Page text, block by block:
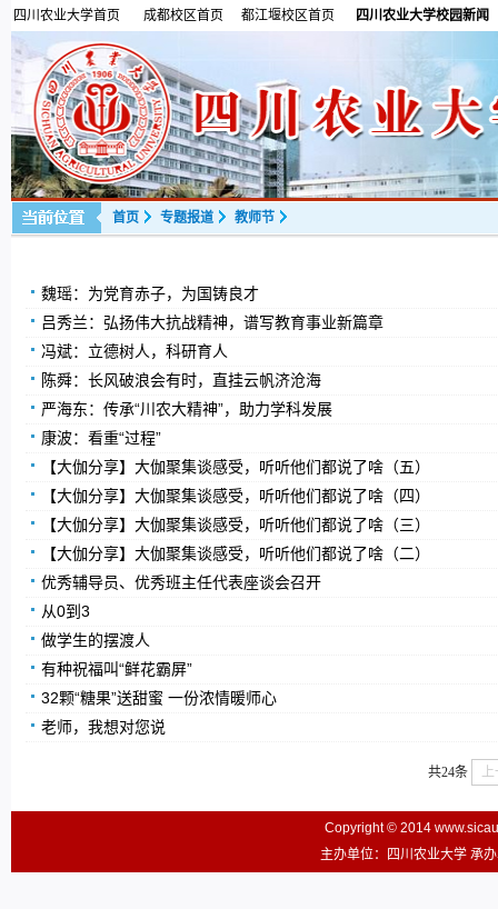
四川农业大学首页 成都校区首页 都江堰校区首页 四川农业大学校园新闻
首页 专题报道 教师节
魏瑶：为党育赤子，为国铸良才
吕秀兰：弘扬伟大抗战精神，谱写教育事业新篇章
冯斌：立德树人，科研育人
陈舜：长风破浪会有时，直挂云帆济沧海
严海东：传承“川农大精神”，助力学科发展
康波：看重“过程”
【大伽分享】大伽聚集谈感受，听听他们都说了啥（五）
【大伽分享】大伽聚集谈感受，听听他们都说了啥（四）
【大伽分享】大伽聚集谈感受，听听他们都说了啥（三）
【大伽分享】大伽聚集谈感受，听听他们都说了啥（二）
优秀辅导员、优秀班主任代表座谈会召开
从0到3
做学生的摆渡人
有种祝福叫“鲜花霸屏”
32颗“糖果”送甜蜜 一份浓情暖师心
老师，我想对您说
共24条 上
Copyright © 2014
主办单位：四川农业大学 承